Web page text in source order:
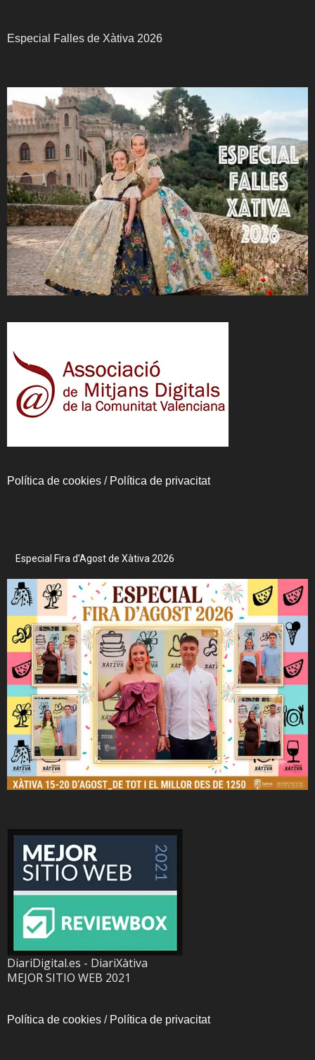
Especial Falles de Xàtiva 2026
Política de cookies / Política de privacitat
Especial Fira d’Agost de Xàtiva 2026
DiariDigital.es - DiariXàtiva
MEJOR SITIO WEB 2021
Política de cookies / Política de privacitat